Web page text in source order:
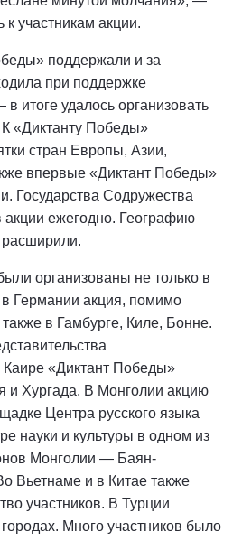
участникам акции.
поддержали и за
при поддержке
итоге удалось организовать
«Диктанту Победы»
стран Европы, Азии,
впервые «Диктант Победы»
Государства Содружества
акции ежегодно. Географию
расширили.
организованы не только в
в Германии акция, помимо
в Гамбурге, Киле, Бонне.
Каире «Диктант Победы»
и Хургада. В Монголии акцию
Центра русского языка
науки и культуры в одном из
Монголии — Баян-
Вьетнаме и в Китае также
участников. В Турции
Много участников было